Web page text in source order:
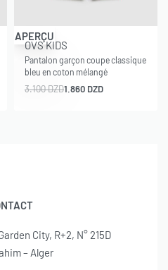
-40% OFF
APERÇU
OVS KIDS
Pantalon garçon coupe classique
bleu en coton mélangé
3.100DZD1.860 DZD
City, R+2, N° 215D
– Alger